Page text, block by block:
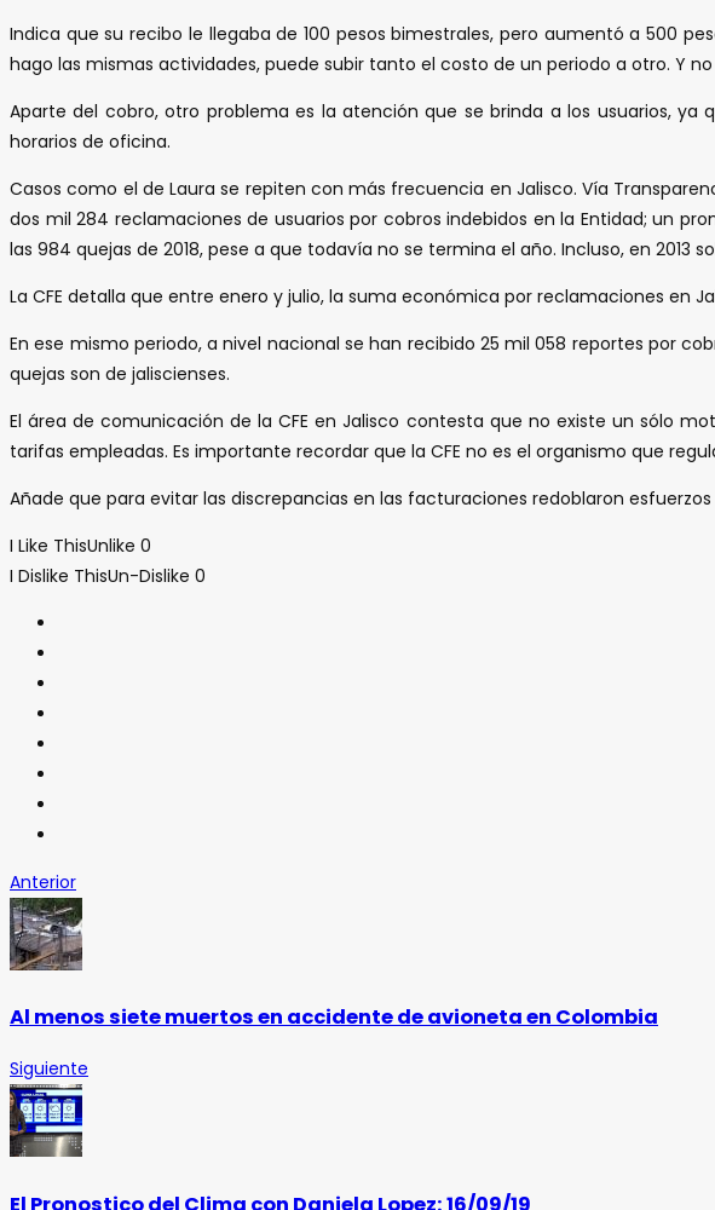
Indica que su recibo le llegaba de 100 pesos bimestrales, pero aumentó a 500
hago las mismas actividades, puede subir tanto el costo de un periodo a otro. Y
Aparte del cobro, otro problema es la atención que se brinda a los usuarios,
horarios de oficina.
Casos como el de Laura se repiten con más frecuencia en Jalisco. Vía
dos mil 284 reclamaciones de usuarios por cobros indebidos en la Entidad; un
las 984 quejas de 2018, pese a que todavía no se termina el año. Incluso, en
La CFE detalla que entre enero y julio, la suma económica por reclamaciones en
En ese mismo periodo, a nivel nacional se han recibido 25 mil 058 reportes por
quejas son de jaliscienses.
El área de comunicación de la CFE en Jalisco contesta que no existe un sólo
tarifas empleadas. Es importante recordar que la CFE no es el organismo que
Añade que para evitar las discrepancias en las facturaciones redoblaron
I Like ThisUnlike 0
I Dislike ThisUn-Dislike 0
Anterior
Al menos siete muertos en accidente de avioneta en Colombia
Siguiente
El Pronostico del Clima con Daniela Lopez: 16/09/19